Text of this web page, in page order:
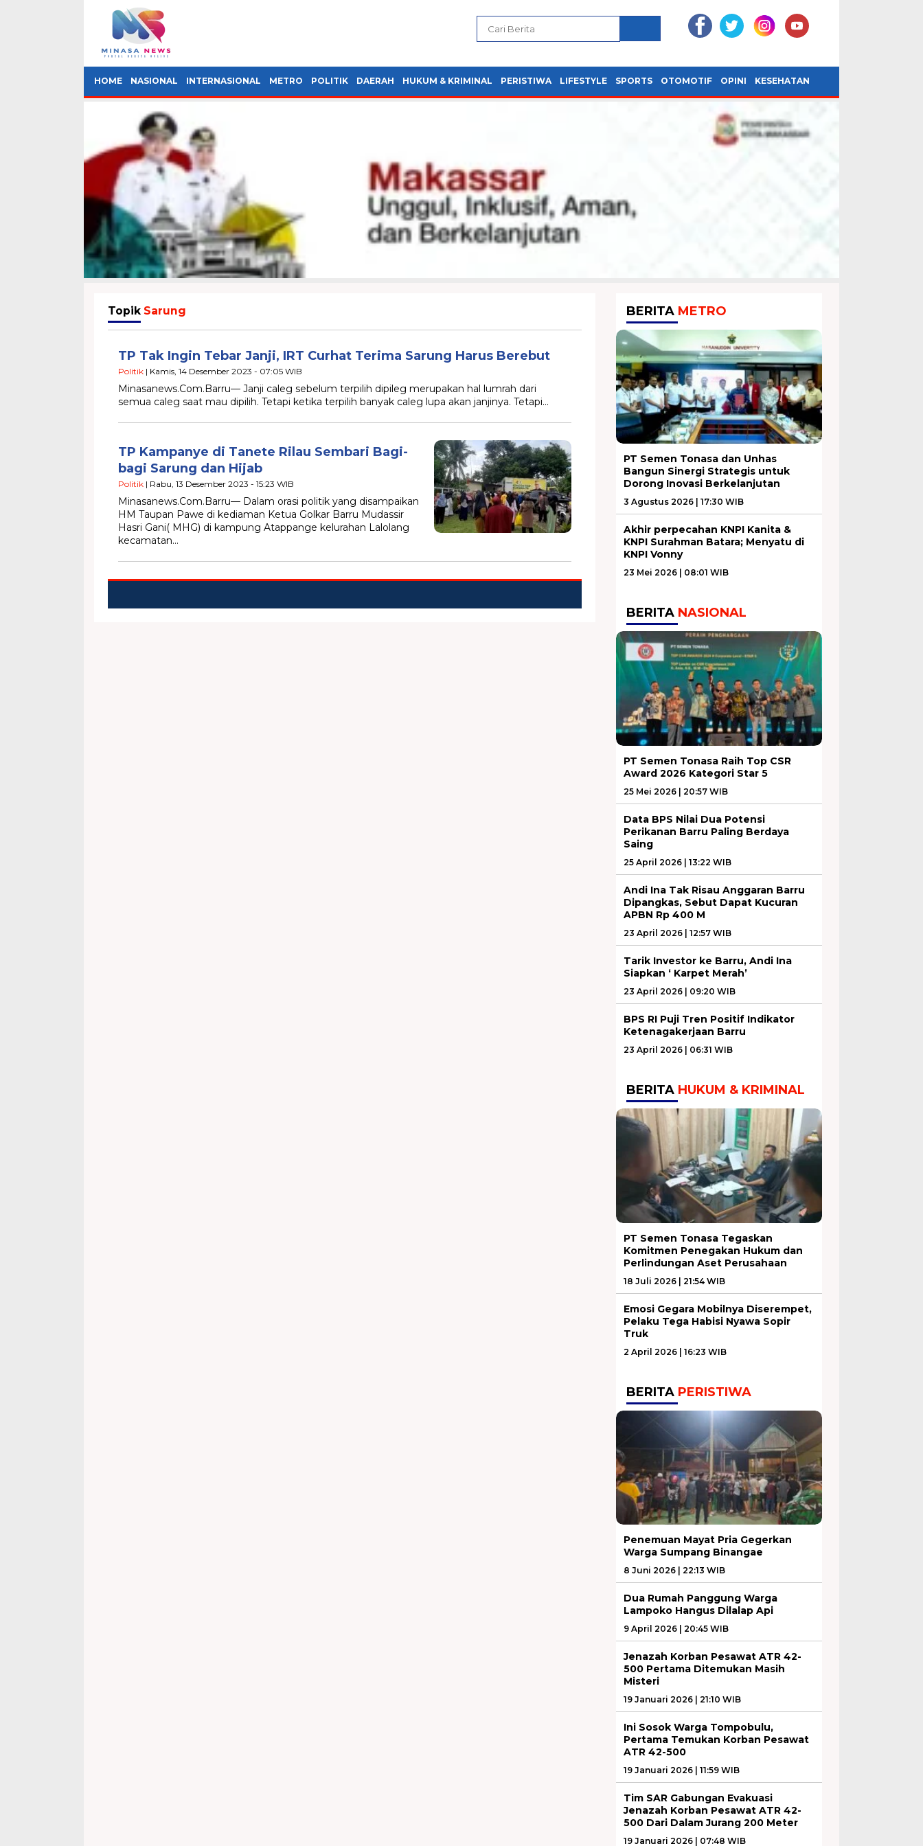
HOME NASIONAL INTERNASIONAL METRO POLITIK DAERAH HUKUM & KRIMINAL PERISTIWA LIFESTYLE SPORTS OTOMOTIF OPINI KESEHATAN
Topik Sarung
TP Tak Ingin Tebar Janji, IRT Curhat Terima Sarung Harus Berebut
Politik | Kamis, 14 Desember 2023 - 07:05 WIB
Minasanews.Com.Barru— Janji caleg sebelum terpilih dipileg merupakan hal lumrah dari
semua caleg saat mau dipilih. Tetapi ketika terpilih banyak caleg lupa akan janjinya. Tetapi…
TP Kampanye di Tanete Rilau Sembari Bagi-
bagi Sarung dan Hijab
Politik | Rabu, 13 Desember 2023 - 15:23 WIB
Minasanews.Com.Barru— Dalam orasi politik yang disampaikan
HM Taupan Pawe di kediaman Ketua Golkar Barru Mudassir
Hasri Gani( MHG) di kampung Atappange kelurahan Lalolang
kecamatan…
BERITA METRO
PT Semen Tonasa dan Unhas
Bangun Sinergi Strategis untuk
Dorong Inovasi Berkelanjutan
3 Agustus 2026 | 17:30 WIB
Akhir perpecahan KNPI Kanita &
KNPI Surahman Batara; Menyatu di
KNPI Vonny
23 Mei 2026 | 08:01 WIB
BERITA NASIONAL
PT Semen Tonasa Raih Top CSR
Award 2026 Kategori Star 5
25 Mei 2026 | 20:57 WIB
Data BPS Nilai Dua Potensi
Perikanan Barru Paling Berdaya
Saing
25 April 2026 | 13:22 WIB
Andi Ina Tak Risau Anggaran Barru
Dipangkas, Sebut Dapat Kucuran
APBN Rp 400 M
23 April 2026 | 12:57 WIB
Tarik Investor ke Barru, Andi Ina
Siapkan ‘ Karpet Merah’
23 April 2026 | 09:20 WIB
BPS RI Puji Tren Positif Indikator
Ketenagakerjaan Barru
23 April 2026 | 06:31 WIB
BERITA HUKUM & KRIMINAL
PT Semen Tonasa Tegaskan
Komitmen Penegakan Hukum dan
Perlindungan Aset Perusahaan
18 Juli 2026 | 21:54 WIB
Emosi Gegara Mobilnya Diserempet,
Pelaku Tega Habisi Nyawa Sopir
Truk
2 April 2026 | 16:23 WIB
BERITA PERISTIWA
Penemuan Mayat Pria Gegerkan
Warga Sumpang Binangae
8 Juni 2026 | 22:13 WIB
Dua Rumah Panggung Warga
Lampoko Hangus Dilalap Api
9 April 2026 | 20:45 WIB
Jenazah Korban Pesawat ATR 42-
500 Pertama Ditemukan Masih
Misteri
19 Januari 2026 | 21:10 WIB
Ini Sosok Warga Tompobulu,
Pertama Temukan Korban Pesawat
ATR 42-500
19 Januari 2026 | 11:59 WIB
Tim SAR Gabungan Evakuasi
Jenazah Korban Pesawat ATR 42-
500 Dari Dalam Jurang 200 Meter
19 Januari 2026 | 07:48 WIB